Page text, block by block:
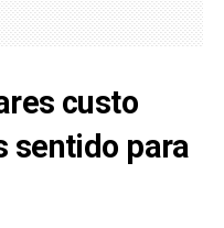
custo
sentido para